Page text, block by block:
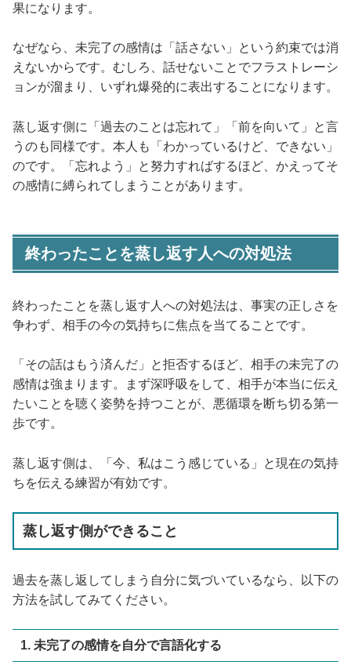
果になります。
なぜなら、未完了の感情は「話さない」という約束では消
えないからです。むしろ、話せないことでフラストレーシ
ョンが溜まり、いずれ爆発的に表出することになります。
蒸し返す側に「過去のことは忘れて」「前を向いて」と言
うのも同様です。本人も「わかっているけど、できない」
のです。「忘れよう」と努力すればするほど、かえってそ
の感情に縛られてしまうことがあります。
終わったことを蒸し返す人への対処法
終わったことを蒸し返す人への対処法は、事実の正しさを
争わず、相手の今の気持ちに焦点を当てることです。
「その話はもう済んだ」と拒否するほど、相手の未完了の
感情は強まります。まず深呼吸をして、相手が本当に伝え
たいことを聴く姿勢を持つことが、悪循環を断ち切る第一
歩です。
蒸し返す側は、「今、私はこう感じている」と現在の気持
ちを伝える練習が有効です。
蒸し返す側ができること
過去を蒸し返してしまう自分に気づいているなら、以下の
方法を試してみてください。
1. 未完了の感情を自分で言語化する